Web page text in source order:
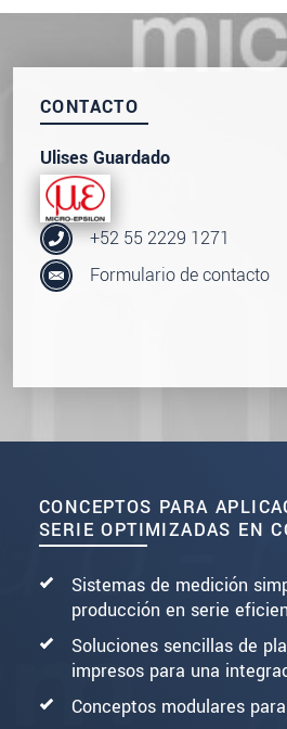
CONCEPTOS PARA
SERIE OPTIMIZADAS EN
Sistemas de medición
producción en serie
Soluciones sencillas de
impresos para una
Conceptos modulares
CONTACTO
Ulises Guardado
+52 55 2229 1271
Formulario de contacto